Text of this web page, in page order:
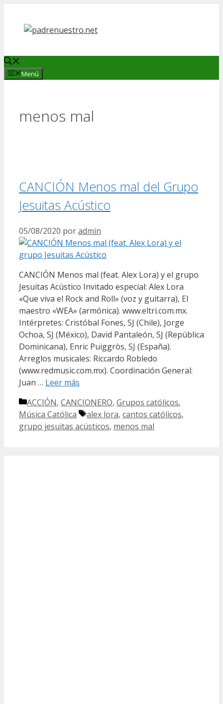
contenido
Menú
menos mal
CANCIÓN Menos mal del Grupo
Jesuitas Acústico
05/08/2020 poradmin
CANCIÓN Menos mal (feat. Alex Lora) y el grupo
Jesuitas Acústico Invitado especial: Alex Lora
«Que viva el Rock and Roll» (voz y guitarra), El
maestro «WEA» (armónica). www.eltri.com.mx.
Intérpretes: Cristóbal Fones, SJ (Chile), Jorge
Ochoa, SJ (México), David Pantaleón, SJ (República
Dominicana), Enric Puiggròs, SJ (España).
Arreglos musicales: Riccardo Robledo
(www.redmusic.com.mx). Coordinación General:
Juan … Leer más
Categorías
ACCIÓN, CANCIONERO, Grupos católicos,
Música Católica
Etiquetas
alex lora, cantos católicos,
grupo jesuitas acústicos, menos mal